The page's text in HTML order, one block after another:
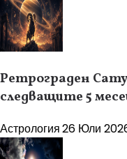
Ретрограден
следващите 5
Астрология26 Юли